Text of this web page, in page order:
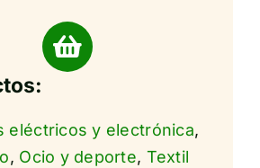
eléctricos y electrónica,
, Ocio y deporte, Textil